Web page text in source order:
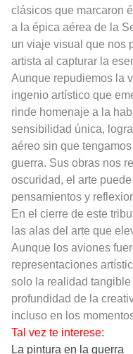
clásicos que marcaron
a la épica aérea de la
un viaje visual que nos
artista al capturar la
Aunque repudiemos la
ingenio artístico que
rinde homenaje a la
sensibilidad única,
aéreo sin que
guerra. Sus obras nos
oscuridad, el arte
pensamientos y
En el cierre de este
las alas del arte que
Aunque los aviones
representaciones
solo la realidad
profundidad de la
incluso en los
Tal vez te interese:
La pintura en la guerra